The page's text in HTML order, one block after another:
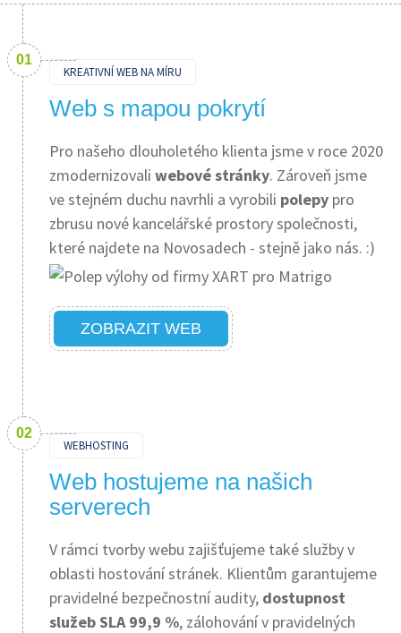
KREATIVNÍ WEB NA MÍRU
Web s mapou pokrytí
Pro našeho dlouholetého klienta jsme v roce 2020
zmodernizovali webové stránky. Zároveň jsme
ve stejném duchu navrhli a vyrobili polepy pro
zbrusu nové kancelářské prostory společnosti,
které najdete na Novosadech - stejně jako nás. :)
ZOBRAZIT WEB
WEBHOSTING
Web hostujeme na našich
serverech
V rámci tvorby webu zajišťujeme také služby v
oblasti hostování stránek. Klientům garantujeme
pravidelné bezpečnostní audity, dostupnost
služeb SLA 99,9 %, zálohování v pravidelných